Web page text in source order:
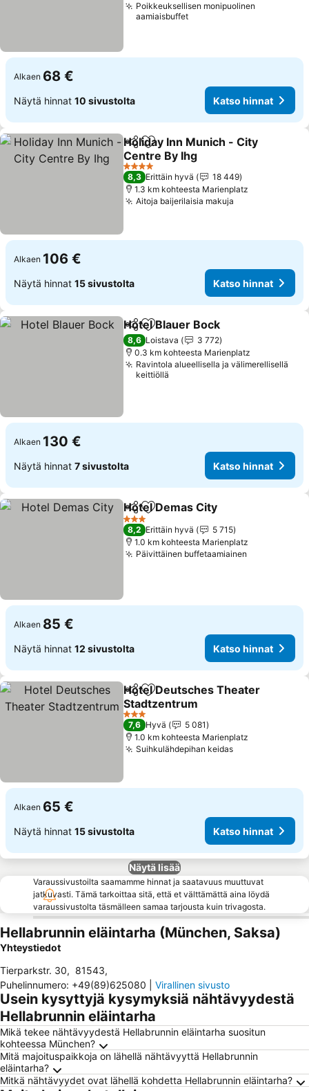
Poikkeuksellisen monipuolinen
aamiaisbuffet
Alkaen 68 €
Näytä hinnat 10 sivustolta Katso hinnat
Jaa Lisää suosikkeihin
Holiday Inn Munich - City
Centre By Ihg
4 Tähtiluokitus
8,3 Erittäin hyvä
18 449
1.3 km kohteesta Marienplatz
Aitoja baijerilaisia makuja
Alkaen 106 €
Näytä hinnat 15 sivustolta Katso hinnat
Jaa Lisää suosikkeihin
Hotel Blauer Bock
8,6 Loistava
3 772
0.3 km kohteesta Marienplatz
Ravintola alueellisella ja välimerellisellä
keittiöllä
Alkaen 130 €
Näytä hinnat 7 sivustolta Katso hinnat
Jaa Lisää suosikkeihin
Hotel Demas City
3 Tähtiluokitus
8,2 Erittäin hyvä
5 715
1.0 km kohteesta Marienplatz
Päivittäinen buffetaamiainen
Alkaen 85 €
Näytä hinnat 12 sivustolta Katso hinnat
Jaa Lisää suosikkeihin
Hotel Deutsches Theater
Stadtzentrum
3 Tähtiluokitus
7,6 Hyvä
5 081
1.0 km kohteesta Marienplatz
Suihkulähdepihan keidas
Alkaen 65 €
Näytä hinnat 15 sivustolta Katso hinnat
Näytä lisää
Varaussivustoilta saamamme hinnat ja saatavuus muuttuvat
jatkuvasti. Tämä tarkoittaa sitä, että et välttämättä aina löydä
varaussivustolta täsmälleen samaa tarjousta kuin trivagosta.
Hellabrunnin eläintarha (München, Saksa)
Yhteystiedot
Tierparkstr. 30, 81543,
Puhelinnumero: +49(89)625080 Virallinen sivusto
Usein kysyttyjä kysymyksiä nähtävyydestä
Hellabrunnin eläintarha
Mikä tekee nähtävyydestä Hellabrunnin eläintarha suositun
kohteessa München?
Mitä majoituspaikkoja on lähellä nähtävyyttä Hellabrunnin
eläintarha?
Mitkä nähtävyydet ovat lähellä kohdetta Hellabrunnin eläintarha?